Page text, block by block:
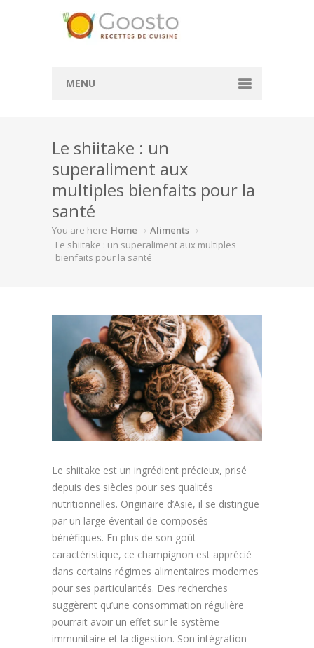
MENU
Convertisseur de mesure
Convertisseur cl en g
Convertisseur ml en cl
Rechercher des recettes
Actualité
Article
Aliments
Europe
Contact
Le shiitake : un
superaliment aux
multiples bienfaits pour la
santé
You are here Home
Aliments
Le shiitake : un superaliment aux multiples
bienfaits pour la santé
Le shiitake est un ingrédient précieux, prisé
depuis des siècles pour ses qualités
nutritionnelles. Originaire d’Asie, il se distingue
par un large éventail de composés
bénéfiques. En plus de son goût
caractéristique, ce champignon est apprécié
dans certains régimes alimentaires modernes
pour ses particularités. Des recherches
suggèrent qu’une consommation régulière
pourrait avoir un effet sur le système
immunitaire et la digestion. Son intégration